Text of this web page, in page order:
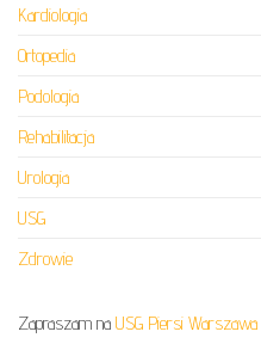
Kardiologia
Ortopedia
Podologia
Rehabilitacja
Urologia
USG
Zdrowie
Zapraszam na USG Piersi Warszawa